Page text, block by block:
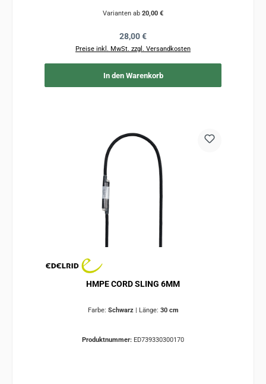
Varianten ab 20,00 €
Regulärer Preis:
28,00 €
Preise inkl. MwSt. zzgl. Versandkosten
In den Warenkorb
HMPE CORD SLING 6MM
Farbe: Schwarz | Länge: 30 cm
Produktnummer: ED739330300170